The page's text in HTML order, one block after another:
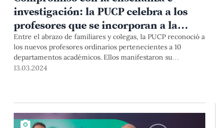
investigación: la PUCP celebra a los
profesores que se incorporan a la
docencia ordinaria
Entre el abrazo de familiares y colegas, la PUCP reconoció a
los nuevos profesores ordinarios pertenecientes a 10
departamentos académicos. Ellos manifestaron su
entusiasmo por alcanzar esta importante categoría que
13.03.2024